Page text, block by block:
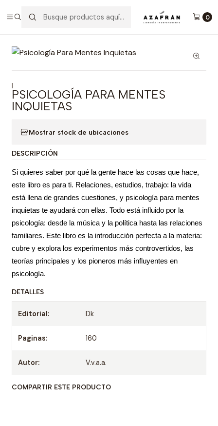
0
Psicología
Psicología Para Mentes Inquietas
|
PSICOLOGÍA PARA MENTES
INQUIETAS
Mostrar stock de ubicaciones
DESCRIPCIÓN
Si quieres saber por qué la gente hace las cosas que hace,
este libro es para ti. Relaciones, estudios, trabajo: la vida
está llena de grandes cuestiones, y psicología para mentes
inquietas te ayudará con ellas. Todo está influido por la
psicología: desde la música y la política hasta las relaciones
familiares. Este libro es la introducción perfecta a la materia:
cubre y explora los experimentos más controvertidos, las
teorías principales y los pioneros más influyentes en
psicología.
DETALLES
Editorial: Dk
Paginas: 160
Autor: V.v.a.a.
COMPARTIR ESTE PRODUCTO